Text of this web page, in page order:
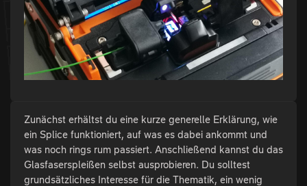
Zunächst erhältst du eine kurze generelle Erklärung, wie
ein Splice funktioniert, auf was es dabei ankommt und
was noch rings rum passiert. Anschließend kannst du das
Glasfaserspleißen selbst ausprobieren. Du solltest
grundsätzliches Interesse für die Thematik, ein wenig